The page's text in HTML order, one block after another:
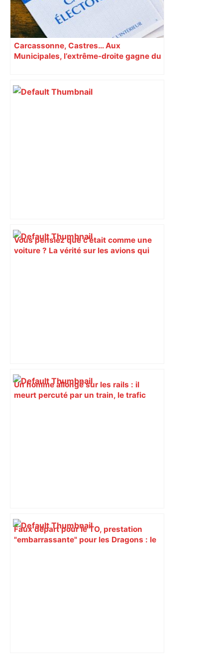
Carcassonne, Castres… Aux
Municipales, l’extrême-droite gagne du
Vous pensiez que c’était comme une
voiture ? La vérité sur les avions qui
Un homme allongé sur les rails : il
meurt percuté par un train, le trafic
Faux départ pour le TO, prestation
"embarrassante" pour les Dragons : le